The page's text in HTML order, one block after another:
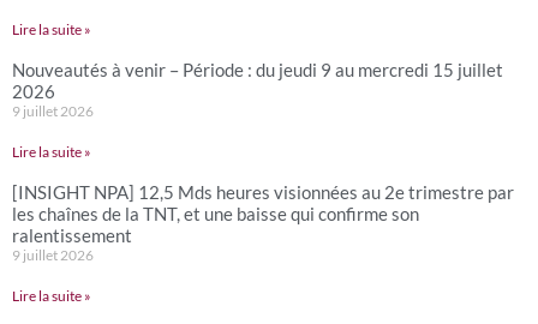
Lire la suite »
Nouveautés à venir – Période : du jeudi 9 au mercredi 15 juillet
2026
9 juillet 2026
Lire la suite »
[INSIGHT NPA] 12,5 Mds heures visionnées au 2e trimestre par
les chaînes de la TNT, et une baisse qui confirme son
ralentissement
9 juillet 2026
Lire la suite »